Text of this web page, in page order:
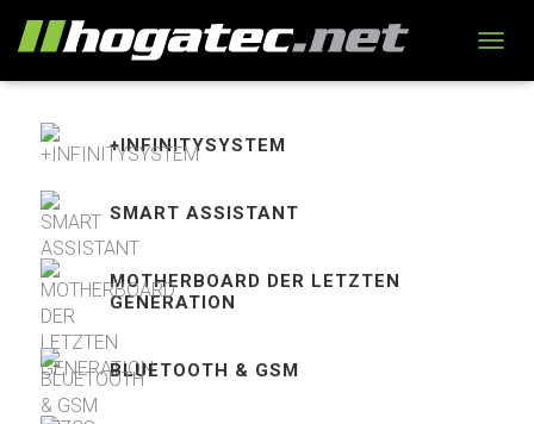
A
+INFINITYSYSTEM
SMART ASSISTANT
MOTHERBOARD DER LETZTEN
GENERATION
BLUETOOTH & GSM